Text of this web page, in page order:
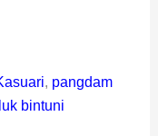
, pangdam
bintuni